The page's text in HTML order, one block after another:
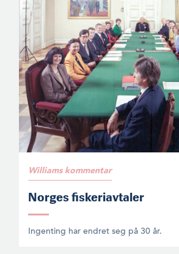
Williams kommentar
Norges fiskeriavtaler
Ingenting har endret seg på 30 år.